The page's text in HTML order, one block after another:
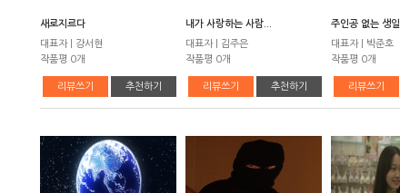
새로지르다
대표자 | 강서현
작품평 0개
리뷰쓰기 추천하기
내가 사랑하는 사람...
대표자 | 김주은
작품평 0개
리뷰쓰기 추천하기
주인공 없는 생일
대표자 | 박준호
작품평 0개
리뷰쓰기